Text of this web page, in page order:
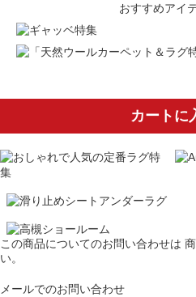
おすすめアイ
カートに
この商品についてのお問い合わせは
い。
メールでのお問い合わせ